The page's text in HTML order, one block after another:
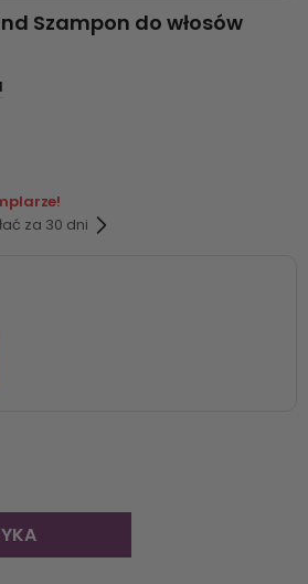
Szampon do włosów
za 30 dni